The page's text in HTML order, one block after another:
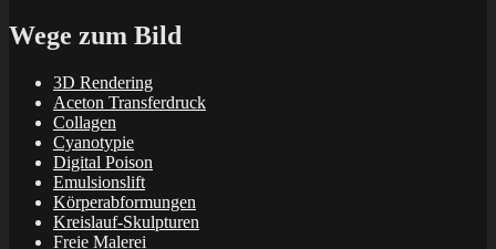
Wege zum Bild
3D Rendering
Aceton Transferdruck
Collagen
Cyanotypie
Digital Poison
Emulsionslift
Körperabformungen
Kreislauf-Skulpturen
Freie Malerei